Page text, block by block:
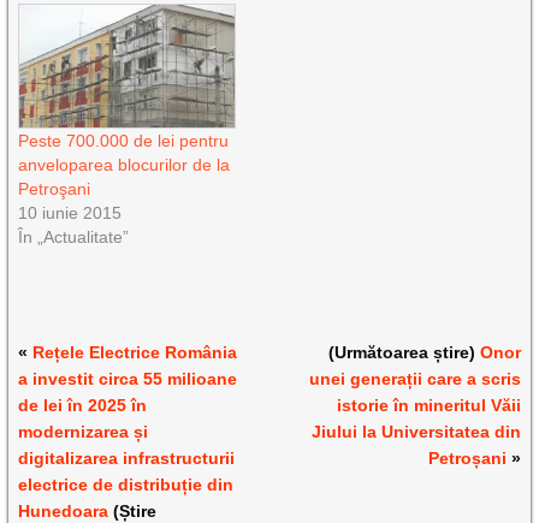
Peste 700.000 de lei pentru
anveloparea blocurilor de la
Petroşani
10 iunie 2015
În „Actualitate”
« Rețele Electrice România
a investit circa 55 milioane
de lei în 2025 în
modernizarea și
digitalizarea infrastructurii
electrice de distribuție din
Hunedoara (Știre
(Următoarea știre) Onor
unei generații care a scris
istorie în mineritul Văii
Jiului la Universitatea din
Petroșani »